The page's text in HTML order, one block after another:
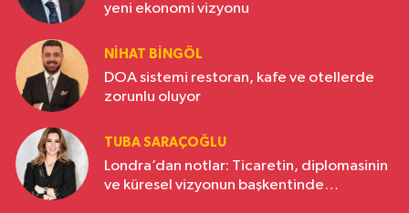
yeni ekonomi vizyonu
NIHAT BINGÖL
DOA sistemi restoran, kafe ve otellerde
zorunlu oluyor
TUBA SARAÇOĞLU
Londra’dan notlar: Ticaretin, diplomasinin
ve küresel vizyonun başkentinde